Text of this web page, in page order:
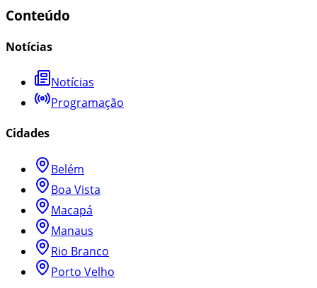
Conteúdo
Notícias
Notícias
Programação
Cidades
Belém
Boa Vista
Macapá
Manaus
Rio Branco
Porto Velho